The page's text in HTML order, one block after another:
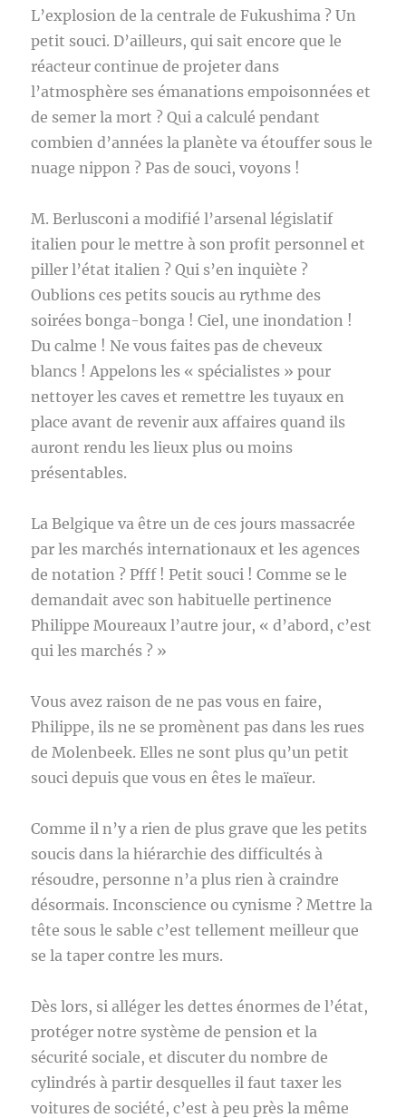
L’explosion de la centrale de Fukushima ? Un
petit souci. D’ailleurs, qui sait encore que le
réacteur continue de projeter dans
l’atmosphère ses émanations empoisonnées et
de semer la mort ? Qui a calculé pendant
combien d’années la planète va étouffer sous le
nuage nippon ? Pas de souci, voyons !
M. Berlusconi a modifié l’arsenal législatif
italien pour le mettre à son profit personnel et
piller l’état italien ? Qui s’en inquiète ?
Oublions ces petits soucis au rythme des
soirées bonga-bonga ! Ciel, une inondation !
Du calme ! Ne vous faites pas de cheveux
blancs ! Appelons les « spécialistes » pour
nettoyer les caves et remettre les tuyaux en
place avant de revenir aux affaires quand ils
auront rendu les lieux plus ou moins
présentables.
La Belgique va être un de ces jours massacrée
par les marchés internationaux et les agences
de notation ? Pfff ! Petit souci ! Comme se le
demandait avec son habituelle pertinence
Philippe Moureaux l’autre jour, « d’abord, c’est
qui les marchés ? »
Vous avez raison de ne pas vous en faire,
Philippe, ils ne se promènent pas dans les rues
de Molenbeek. Elles ne sont plus qu’un petit
souci depuis que vous en êtes le maïeur.
Comme il n’y a rien de plus grave que les petits
soucis dans la hiérarchie des difficultés à
résoudre, personne n’a plus rien à craindre
désormais. Inconscience ou cynisme ? Mettre la
tête sous le sable c’est tellement meilleur que
se la taper contre les murs.
Dès lors, si alléger les dettes énormes de l’état,
protéger notre système de pension et la
sécurité sociale, et discuter du nombre de
cylindrés à partir desquelles il faut taxer les
voitures de société, c’est à peu près la même